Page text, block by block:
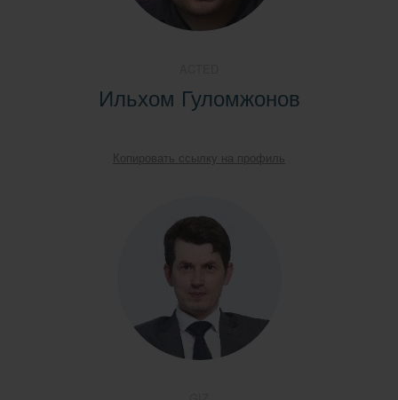
Ильхом Гуломжонов
Копировать ссылку на профиль